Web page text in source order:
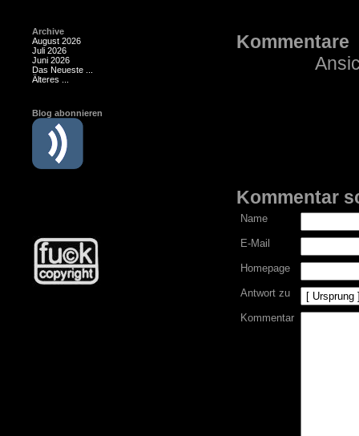
Archive
August 2026
Juli 2026
Juni 2026
Das Neueste ...
Älteres ...
Blog abonnieren
Kommentare
Kommentar
Name
E-Mail
Homepage
Antwort zu
Kommentar